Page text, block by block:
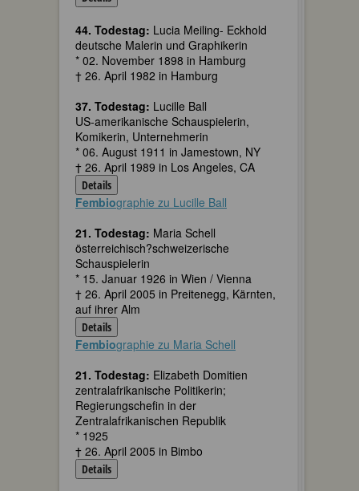
44. Todestag: Lucia Meiling- Eckhold
deutsche Malerin und Graphikerin
* 02. November 1898 in Hamburg
† 26. April 1982 in Hamburg
37. Todestag: Lucille Ball
US-amerikanische Schauspielerin,
Komikerin, Unternehmerin
* 06. August 1911 in Jamestown, NY
† 26. April 1989 in Los Angeles, CA
Details
Fembiographie zu Lucille Ball
21. Todestag: Maria Schell
österreichisch?schweizerische
Schauspielerin
* 15. Januar 1926 in Wien / Vienna
† 26. April 2005 in Preitenegg, Kärnten,
auf ihrer Alm
Details
Fembiographie zu Maria Schell
21. Todestag: Elizabeth Domitien
zentralafrikanische Politikerin;
Regierungschefin in der
Zentralafrikanischen Republik
* 1925
† 26. April 2005 in Bimbo
Details